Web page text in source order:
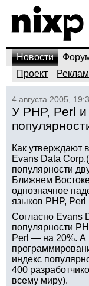
Новости
Проект
4 августа 2005,
У PHP, Perl
Как утверждают
Evans Data
популярности
Ближнем
однозначное
языков PHP, Perl
Согласно Evans
популярности
Perl — на 20%. А
индекс
400
всему миру).